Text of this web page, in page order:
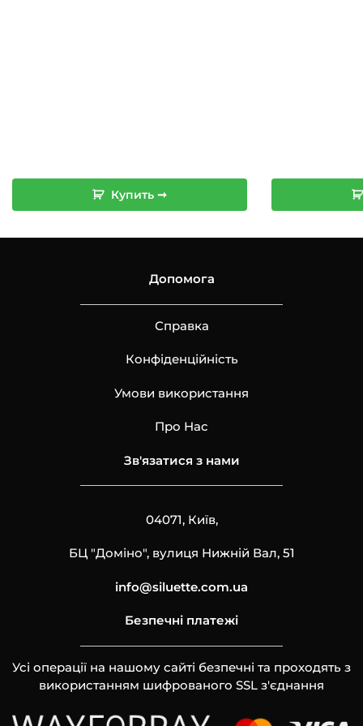
Купить ➞
Допомога
Справка
Конфіденційність
Умови використання
Про Нас
Зв'язатися з нами
04071, Київ,
БЦ "Доміно", вулиця Нижній Вал, 51
info@siluette.com.ua
Безпечні платежі
Усі операції на нашому сайті безпечні та проходять з
використанням шифрованого SSL з'єднання